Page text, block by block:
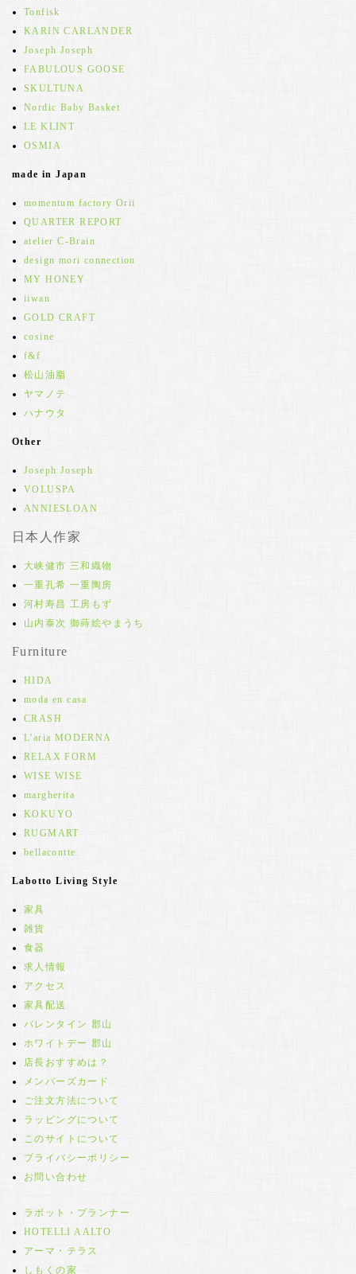
Tonfisk
KARIN CARLANDER
Joseph Joseph
FABULOUS GOOSE
SKULTUNA
Nordic Baby Basket
LE KLINT
OSMIA
made in Japan
momentum factory Orii
QUARTER REPORT
atelier C-Brain
design mori connection
MY HONEY
iiwan
GOLD CRAFT
cosine
f&f
松山油脂
ヤマノテ
ハナウタ
Other
Joseph Joseph
VOLUSPA
ANNIESLOAN
日本人作家
大峡健市 三和織物
一重孔希 一重陶房
河村寿昌 工房もず
山内泰次 御蒔絵やまうち
Furniture
HIDA
moda en casa
CRASH
L'aria MODERNA
RELAX FORM
WISE WISE
margherita
KOKUYO
RUGMART
bellacontte
Labotto Living Style
家具
雑貨
食器
求人情報
アクセス
家具配送
バレンタイン 郡山
ホワイトデー 郡山
店長おすすめは？
メンバーズカード
ご注文方法について
ラッピングについて
このサイトについて
プライバシーポリシー
お問い合わせ
ラボット・プランナー
HOTELLI AALTO
アーマ・テラス
しもくの家